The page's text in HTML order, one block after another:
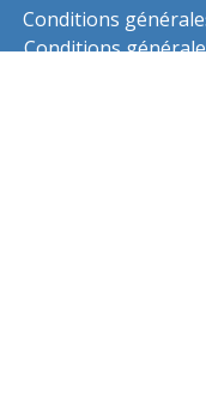
Conditions
Conditions